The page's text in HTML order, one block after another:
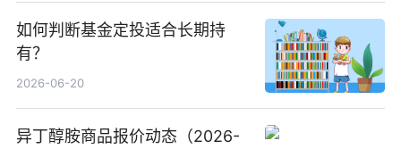
如何判断基金定投适合长期持
有？
2026-06-20
异丁醇胺商品报价动态（2026-